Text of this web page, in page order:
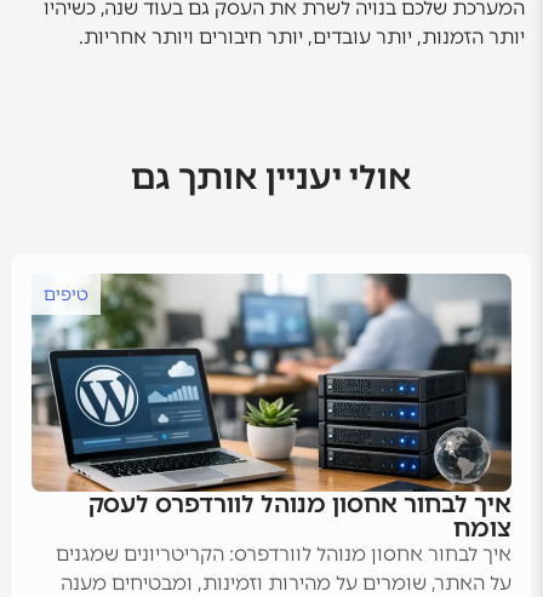
המערכת שלכם בנויה לשרת את העסק גם בעוד שנה, כשיהיו
יותר הזמנות, יותר עובדים, יותר חיבורים ויותר אחריות.
אולי יעניין אותך גם
טיפים
איך לבחור אחסון מנוהל לוורדפרס לעסק
צומח
איך לבחור אחסון מנוהל לוורדפרס: הקריטריונים שמגנים
על האתר, שומרים על מהירות וזמינות, ומבטיחים מענה